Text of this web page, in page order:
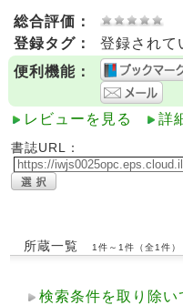
総合評価：
登録タグ：
登録されて
便利機能：
レビューを見る 詳
書誌URL：
所蔵一覧 1件～1件（全1件）
検索条件を取り除い